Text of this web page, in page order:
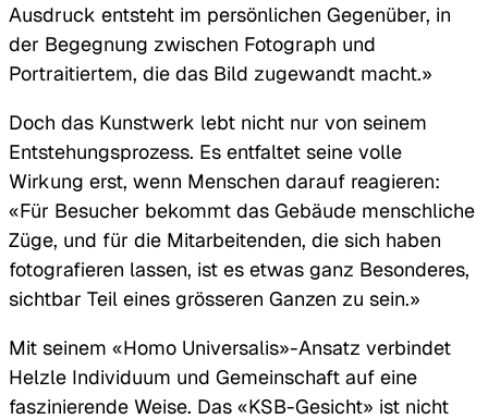
Ausdruck entsteht im persönlichen Gegenüber, in
der Begegnung zwischen Fotograph und
Portraitiertem, die das Bild zugewandt macht.»
Doch das Kunstwerk lebt nicht nur von seinem
Entstehungsprozess. Es entfaltet seine volle
Wirkung erst, wenn Menschen darauf reagieren:
«Für Besucher bekommt das Gebäude menschliche
Züge, und für die Mitarbeitenden, die sich haben
fotografieren lassen, ist es etwas ganz Besonderes,
sichtbar Teil eines grösseren Ganzen zu sein.»
Mit seinem «Homo Universalis»-Ansatz verbindet
Helzle Individuum und Gemeinschaft auf eine
faszinierende Weise. Das «KSB-Gesicht» ist nicht